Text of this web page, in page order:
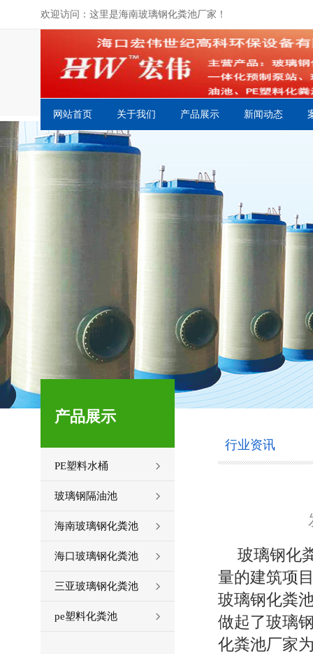
欢迎访问：这里是海南玻璃钢化粪池厂家！
网站首页 关于我们 产品展示 新闻动态
产品展示
PE塑料水桶
玻璃钢隔油池
海南玻璃钢化粪池
海口玻璃钢化粪池
三亚玻璃钢化粪池
pe塑料化粪池
行业资讯
玻璃钢化
量的建筑项
玻璃钢化粪
做起了玻璃
化粪池厂家